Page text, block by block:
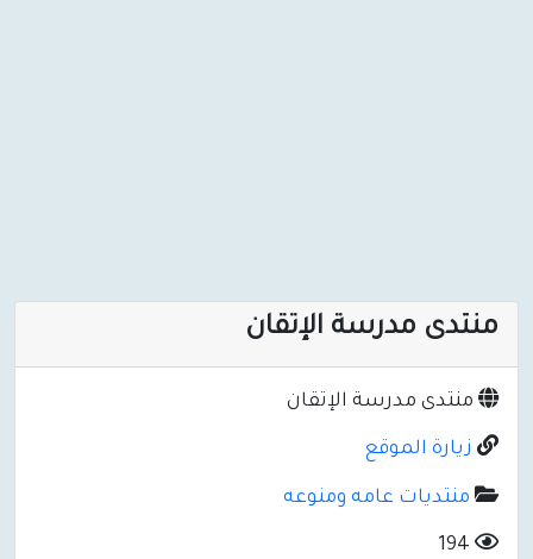
منتدى مدرسة الإتقان
منتدى مدرسة الإتقان
زيارة الموقع
منتديات عامه ومنوعه